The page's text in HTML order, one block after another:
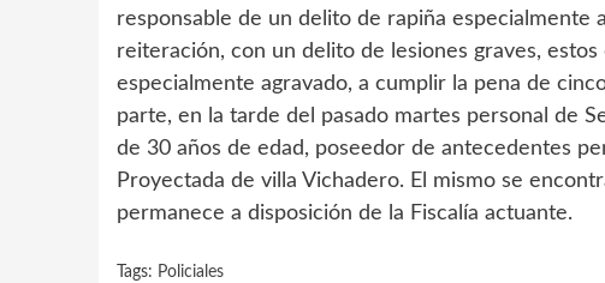
responsable de un delito de rapiña especialmente
reiteración, con un delito de lesiones graves,
especialmente agravado, a cumplir la pena de
parte, en la tarde del pasado martes personal de
de 30 años de edad, poseedor de antecedentes
Proyectada de villa Vichadero. El mismo se
permanece a disposición de la Fiscalía actuante.
Tags: Policiales